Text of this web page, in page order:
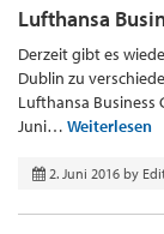
Lufthansa
Derzeit gibt es
Dublin zu
Lufthansa Business
Juni… Weiterlesen
2. Juni 2016 by